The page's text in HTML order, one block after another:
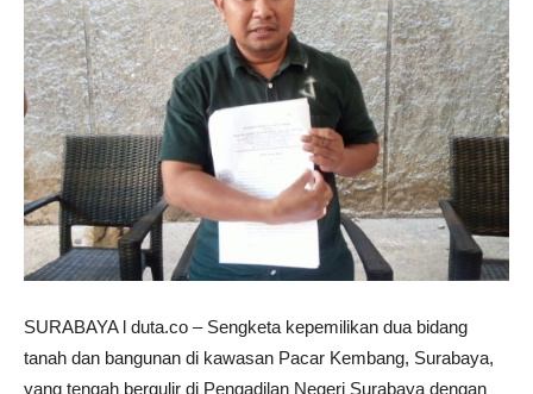
SURABAYA l duta.co – Sengketa kepemilikan dua bidang
tanah dan bangunan di kawasan Pacar Kembang, Surabaya,
yang tengah bergulir di Pengadilan Negeri Surabaya dengan